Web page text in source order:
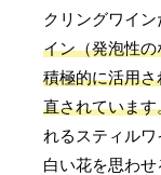
クリングワイ
イン（発泡性
積極的に活用
直されています
れるスティル
白い花を思わ